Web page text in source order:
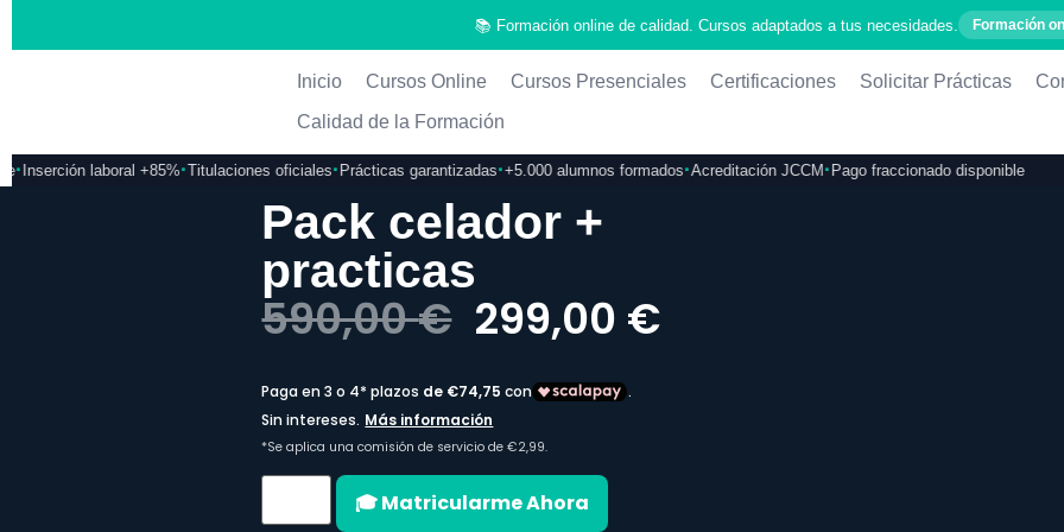
📚 Formación online de calidad. Cursos adaptados a tus necesidades. Formación
Inicio Cursos Online Cursos Presenciales Certificaciones Solicitar Prácticas
Calidad de la Formación
laboral +85%·Titulaciones oficiales·Prácticas garantizadas·+5.000 alumnos formados·Acreditación JCCM·Pago fraccionado disponible·
Pack celador +
practicas
590,00€ 299,00 €
🎓 Matricularme Ahora